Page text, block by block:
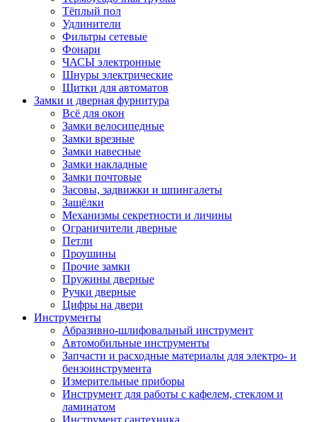
Тёплый пол
Удлинители
Фильтры сетевые
Фонари
ЧАСЫ электронные
Шнуры электрические
Щитки для автоматов
Замки и дверная фурнитура
Всё для окон
Замки велосипедные
Замки врезные
Замки навесные
Замки накладные
Замки почтовые
Засовы, задвижки и шпингалеты
Защёлки
Механизмы секретности и личины
Ограничители дверные
Петли
Проушины
Прочие замки
Пружины дверные
Ручки дверные
Цифры на двери
Инструменты
Абразивно-шлифовальный инструмент
Автомобильные инструменты
Запчасти и расходные материалы для электро- и
бензоинструмента
Измерительные приборы
Инструмент для работы с кафелем, стеклом и
ламинатом
Инструмент сантехника